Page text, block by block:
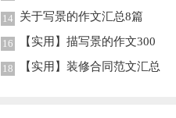
14 关于写景的作文汇总8篇
16
【实用】描写景的作文300
字九篇
18
【实用】装修合同范文汇总